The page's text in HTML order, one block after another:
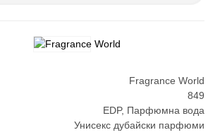
Fragrance World
849
EDP, Парфюмна вода
Унисекс дубайски парфюми